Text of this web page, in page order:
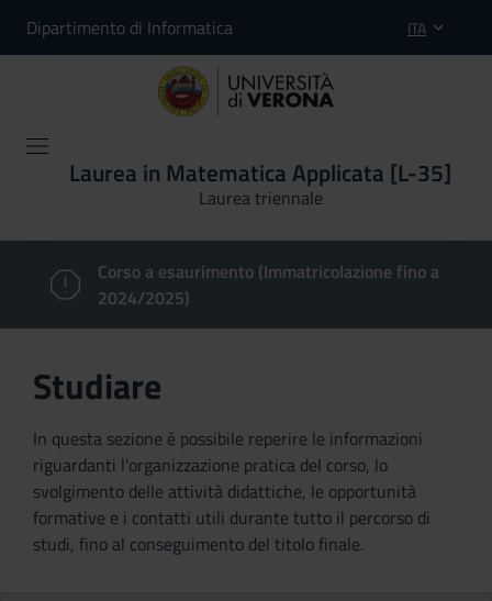
Dipartimento di Informatica ITA
Laurea in Matematica Applicata [L-35]
Laurea triennale
Corso a esaurimento (Immatricolazione fino a
2024/2025)
Studiare
In questa sezione è possibile reperire le informazioni
riguardanti l'organizzazione pratica del corso, lo
svolgimento delle attività didattiche, le opportunità
formative e i contatti utili durante tutto il percorso di
studi, fino al conseguimento del titolo finale.